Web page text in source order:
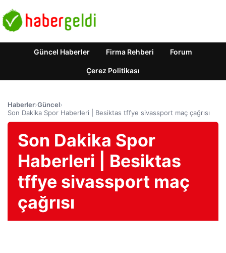
Güncel Haberler Firma Rehberi Forum
Çerez Politikası
Haberler›Güncel›
Son Dakika Spor Haberleri | Besiktas tffye sivassport maç çağrısı
Son Dakika Spor
Haberleri | Besiktas
tffye sivassport maç
çağrısı